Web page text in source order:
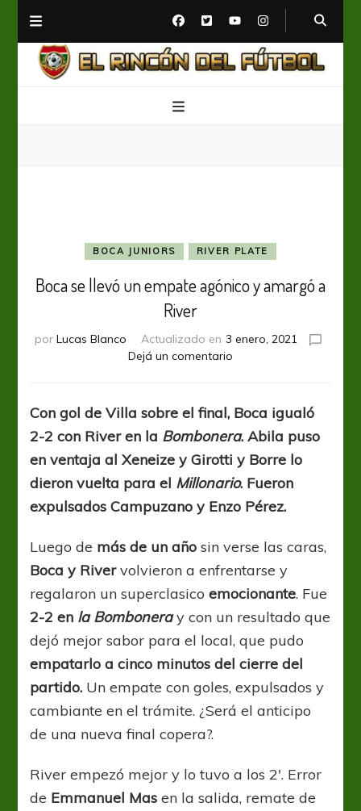
BOCA JUNIORS RIVER PLATE
Boca se llevó un empate agónico y amargó a
River
por Lucas Blanco Actualizado en 3 enero, 2021
Dejá un comentario
llevó
un
empate
agónico
y
amargó
a
Con gol de Villa sobre el final, Boca igualó
2-2 con River en la Bombonera. Abila puso
en ventaja al Xeneize y Girotti y Borre lo
dieron vuelta para el Millonario. Fueron
expulsados Campuzano y Enzo Pérez.
Luego de más de un año sin verse las caras,
Boca y Rivervolvieron a enfrentarse y
regalaron un superclasicoemocionante. Fue
2-2 en la Bomboneray con un resultado que
dejó mejor sabor para el local, que pudo
empatarlo a cinco minutos del cierre del
partido. Un empate con goles, expulsados y
cambiante en el trámite. ¿Será el anticipo
de una nueva final copera?.
River empezó mejor y lo tuvo a los 2′. Error
de Emmanuel Mas en la salida, remate de